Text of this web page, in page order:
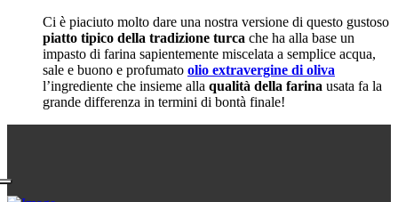
Ci è piaciuto molto dare una nostra versione di questo gustoso
piatto tipico della tradizione turca che ha alla base un
impasto di farina sapientemente miscelata a semplice acqua,
sale e buono e profumato olio extravergine di oliva
l’ingrediente che insieme alla qualità della farina usata fa la
grande differenza in termini di bontà finale!